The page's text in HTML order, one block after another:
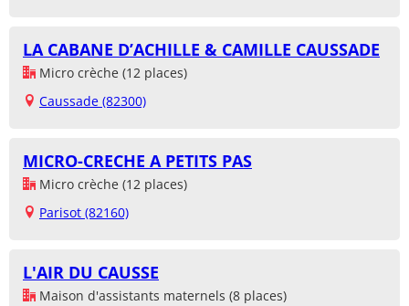
LA CABANE D’ACHILLE & CAMILLE CAUSSADE
Micro crèche (12 places)
Caussade (82300)
MICRO-CRECHE A PETITS PAS
Micro crèche (12 places)
Parisot (82160)
L'AIR DU CAUSSE
Maison d'assistants maternels (8 places)